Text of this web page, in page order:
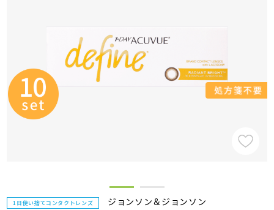
1日使い捨てコンタクトレンズ ジョンソン＆ジョンソン